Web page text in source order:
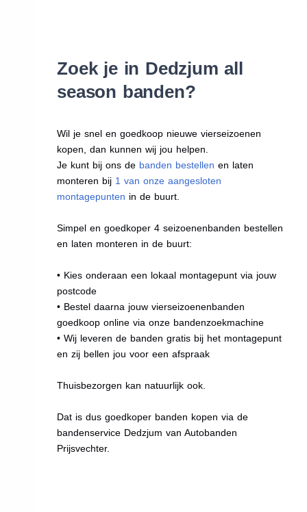
Zoek je in Dedzjum all
season banden?
Wil je snel en goedkoop nieuwe vierseizoenen
kopen, dan kunnen wij jou helpen.
Je kunt bij ons de banden bestellen en laten
monteren bij 1 van onze aangesloten
montagepunten in de buurt.
Simpel en goedkoper 4 seizoenenbanden bestellen
en laten monteren in de buurt:
• Kies onderaan een lokaal montagepunt via jouw
postcode
• Bestel daarna jouw vierseizoenenbanden
goedkoop online via onze bandenzoekmachine
• Wij leveren de banden gratis bij het montagepunt
en zij bellen jou voor een afspraak
Thuisbezorgen kan natuurlijk ook.
Dat is dus goedkoper banden kopen via de
bandenservice Dedzjum van Autobanden
Prijsvechter.